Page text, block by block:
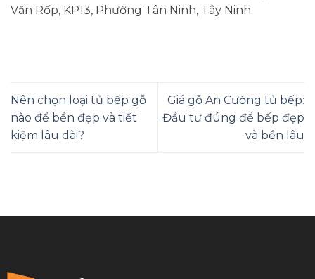
Văn Rốp, KP13, Phường Tân Ninh, Tây Ninh
Nên chọn loại tủ bếp gỗ
nào để bền đẹp và tiết
kiệm lâu dài?
Giá gỗ An Cường tủ bếp:
Đầu tư đúng để bếp đẹp
và bền lâu